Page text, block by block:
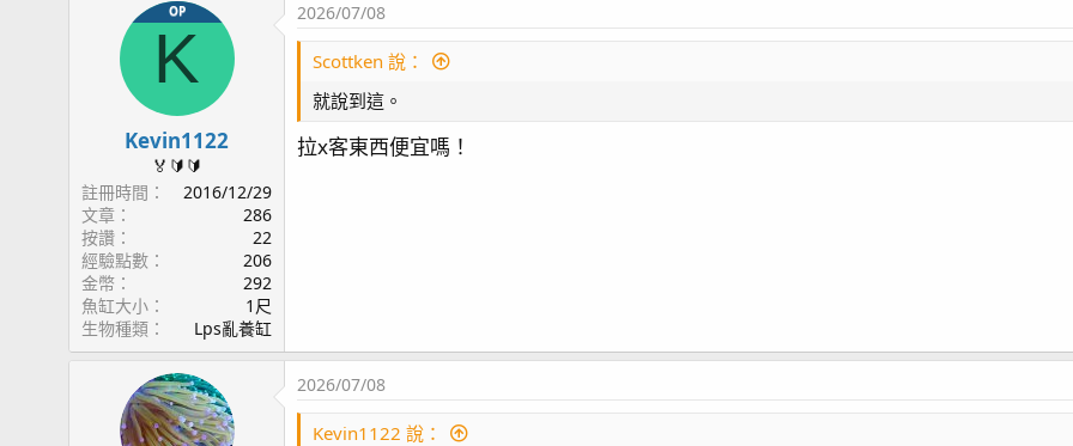
OP
K
Kevin1122
🏅🔰🔰
註冊時間
2016/12/29
文章
286
按讚
22
經驗點數
206
金幣
292
魚缸大小
1尺
生物種類
Lps亂養缸
2026/07/08
Scottken 說：
就說到這。
拉x客東西便宜嗎！
2026/07/08
Kevin1122 說：